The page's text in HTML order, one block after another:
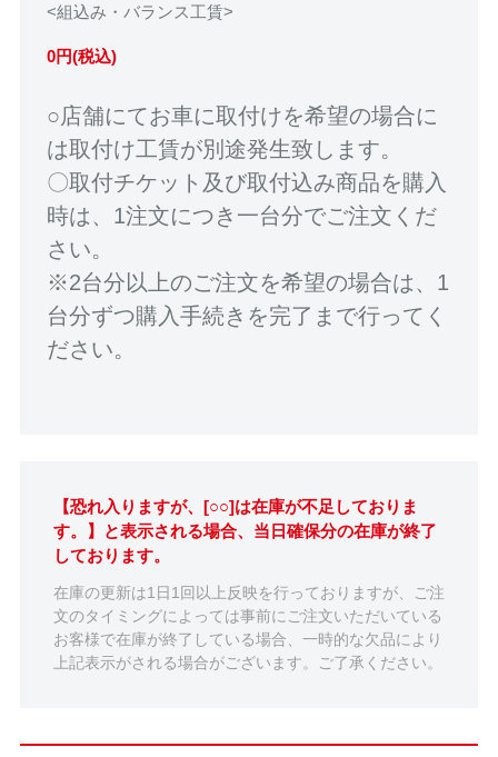
<組込み・バランス工賃>
0円(税込)
○店舗にてお車に取付けを希望の場合に
は取付け工賃が別途発生致します。
〇取付チケット及び取付込み商品を購入
時は、1注文につき一台分でご注文くだ
さい。
※2台分以上のご注文を希望の場合は、1
台分ずつ購入手続きを完了まで行ってく
ださい。
【恐れ入りますが、[○○]は在庫が不足しておりま
す。】と表示される場合、当日確保分の在庫が終了
しております。
在庫の更新は1日1回以上反映を行っておりますが、ご注
文のタイミングによっては事前にご注文いただいている
お客様で在庫が終了している場合、一時的な欠品により
上記表示がされる場合がございます。ご了承ください。